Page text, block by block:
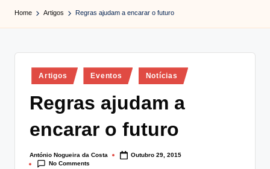
f
c
o
Home Artigos Regras ajudam a encarar o futuro
Posted
in
Artigos Eventos Notícias
Regras ajudam a
encarar o futuro
Posted
by
António Nogueira da Costa
Outubro 29, 2015
No Comments